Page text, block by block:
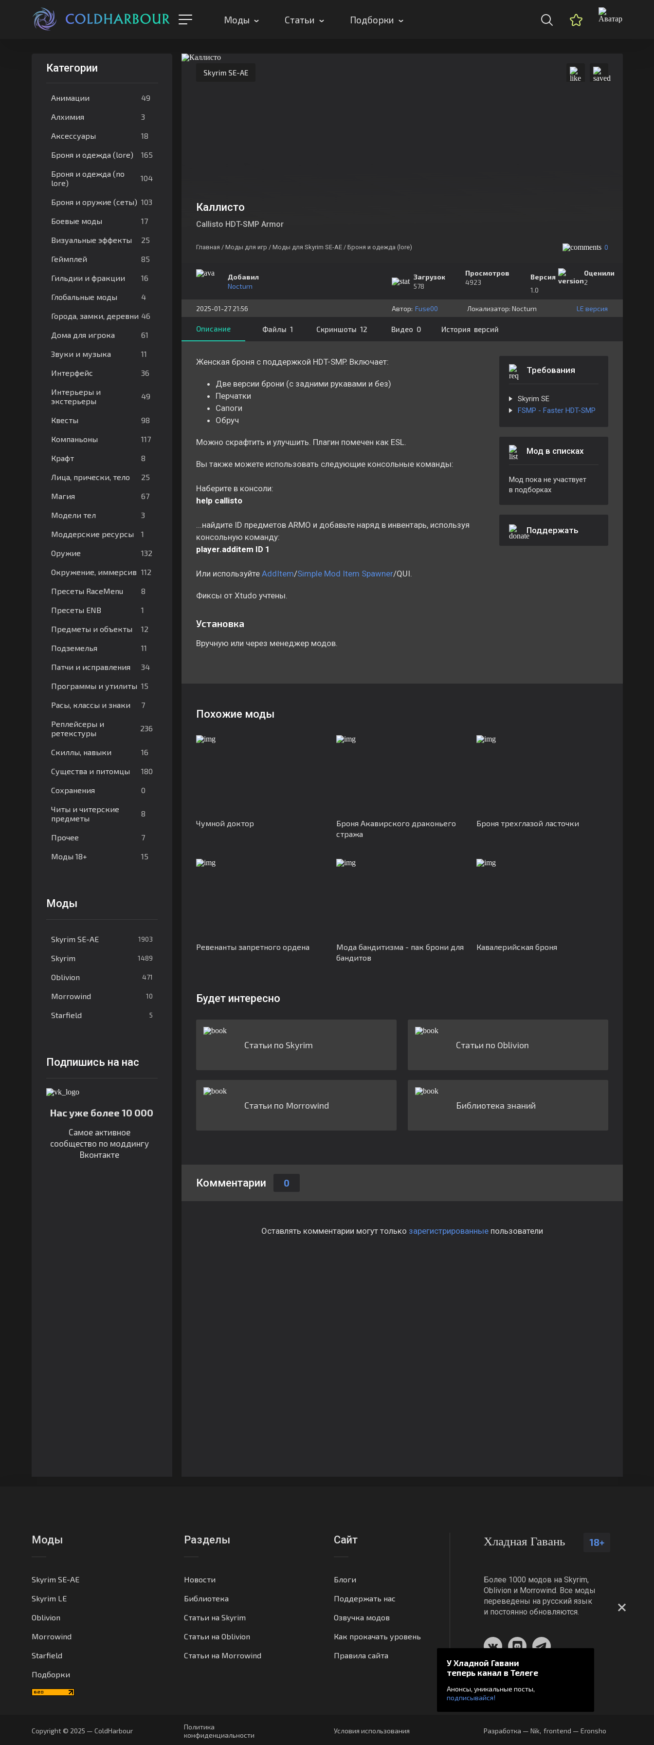
Моды Статьи Подборки
Категории
Анимации 49
Алхимия 3
Аксессуары 18
Броня и одежда (lore) 165
Броня и одежда (no
lore)
104
Броня и оружие (сеты) 103
Боевые моды 17
Визуальные эффекты 25
Геймплей 85
Гильдии и фракции 16
Глобальные моды 4
Города, замки, деревни 46
Дома для игрока 61
Звуки и музыка 11
Интерфейс 36
Интерьеры и
экстерьеры
49
Квесты 98
Компаньоны 117
Крафт 8
Лица, прически, тело 25
Магия 67
Модели тел 3
Моддерские ресурсы 1
Оружие 132
Окружение, иммерсив 112
Пресеты RaceMenu 8
Пресеты ENB 1
Предметы и объекты 12
Подземелья 11
Патчи и исправления 34
Программы и утилиты 15
Расы, классы и знаки 7
Реплейсеры и
ретекстуры
236
Скиллы, навыки 16
Существа и питомцы 180
Сохранения 0
Читы и читерские
предметы
8
Прочее 7
Моды 18+ 15
Моды
Skyrim SE-AE 1903
Skyrim 1489
Oblivion 471
Morrowind 10
Starfield 5
Подпишись на нас
Нас уже более 10 000
Самое активное
сообщество по моддингу
Вконтакте
Skyrim SE-AE
Каллисто
Callisto HDT-SMP Armor
Главная / Моды для игр / Моды для Skyrim SE-AE / Броня и одежда (lore) 0
Добавил
Nocturn
Загрузок
578
Просмотров
4923
Версия
1.0
Оценили
2
2025-01-27 21:56 Автор: Fuse00 Локализатор: ⁣⁣⁣Nocturn LE версия
Описание Файлы 1 Скриншоты 12 Видео 0 История версий
Женская броня с поддержкой HDT-SMP. Включает:
Две версии брони (с задними рукавами и без)
Перчатки
Сапоги
Обруч
Можно скрафтить и улучшить. Плагин помечен как ESL.
Вы также можете использовать следующие консольные команды:
Наберите в консоли:
help callisto
...найдите ID предметов ARMO и добавьте наряд в инвентарь, используя
консольную команду:
player.additem ID 1
Или используйте AddItem/Simple Mod Item Spawner/QUI.
Фиксы от Xtudo учтены.
Установка
Вручную или через менеджер модов.
Требования
Skyrim SE
FSMP - Faster HDT-SMP
Мод в списках
Мод пока не участвует
в подборках
Поддержать
Похожие моды
Чумной доктор
Броня Акавирского драконьего
стража
Броня трехглазой ласточки
Ревенанты запретного ордена
Мода бандитизма - пак брони для
бандитов
Кавалерийская броня
Будет интересно
Статьи по Skyrim Статьи по Oblivion
Статьи по Morrowind Библиотека знаний
Комментарии 0
Оставлять комментарии могут только зарегистрированныепользователи
У Хладной Гавани
теперь канал в Телеге
Анонсы, уникальные посты,
подписывайся!
Моды
Skyrim SE-AE
Skyrim LE
Oblivion
Morrowind
Starfield
Подборки
Разделы
Новости
Библиотека
Статьи на Skyrim
Статьи на Oblivion
Статьи на Morrowind
Сайт
Блоги
Поддержать нас
Озвучка модов
Как прокачать уровень
Правила сайта
Хладная Гавань 18+
Более 1000 модов на Skyrim,
Oblivion и Morrowind. Все моды
переведены на русский язык
и постоянно обновляются.
Copyright © 2025 — ColdHarbour
Политика
конфиденциальности
Условия использования Разработка — Nik, frontend — Eronsho